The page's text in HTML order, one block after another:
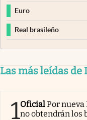
Euro
Real brasileño
Las más leídas
1OficialPor nueva
no obtendrán los